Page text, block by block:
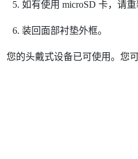
如有使用 microSD 卡，请重
装回面部衬垫外框。
您的头戴式设备已可使用。您